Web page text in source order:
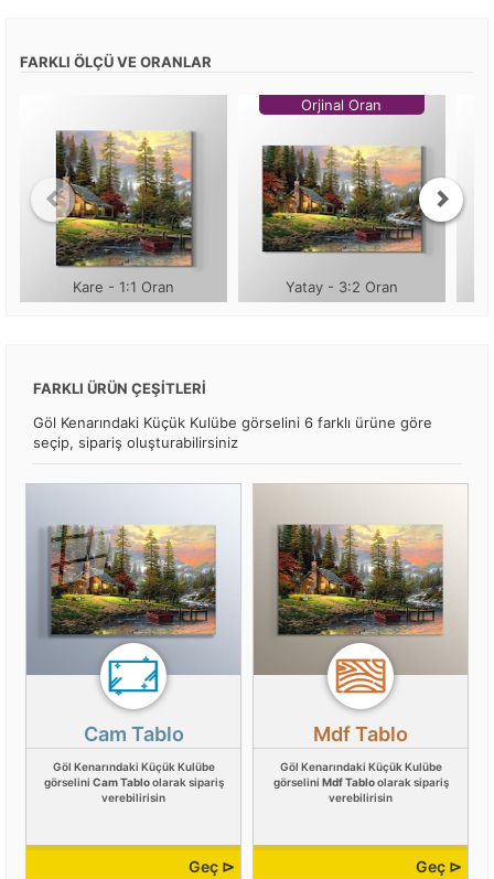
FARKLI ÖLÇÜ VE ORANLAR
Kare - 1:1 Oran
Orjinal Oran
Yatay - 3:2 Oran
FARKLI ÜRÜN ÇEŞİTLERİ
Göl Kenarındaki Küçük Kulübe görselini 6 farklı ürüne göre
seçip, sipariş oluşturabilirsiniz
Cam Tablo
Göl Kenarındaki Küçük Kulübe
görselini Cam Tabloolarak sipariş
verebilirisin
Geç ⊳
Mdf Tablo
Göl Kenarındaki Küçük Kulübe
görselini Mdf Tabloolarak sipariş
verebilirisin
Geç ⊳